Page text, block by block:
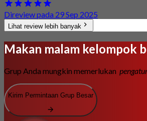
Direview pada 29 Sep 2025
Lihat review lebih banyak
Makan malam kelompok
Grup Anda mungkin memerlukan
Kirim Permintaan Grup Besar